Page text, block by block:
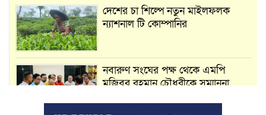
দেশের চা শিল্পে নতুন মাইলফলক
ন্যাশনাল টি কোম্পানির
নবারুণ সংঘের পক্ষ থেকে এমপি
মুজিবুর রহমান চৌধুরীকে সম্মাননা